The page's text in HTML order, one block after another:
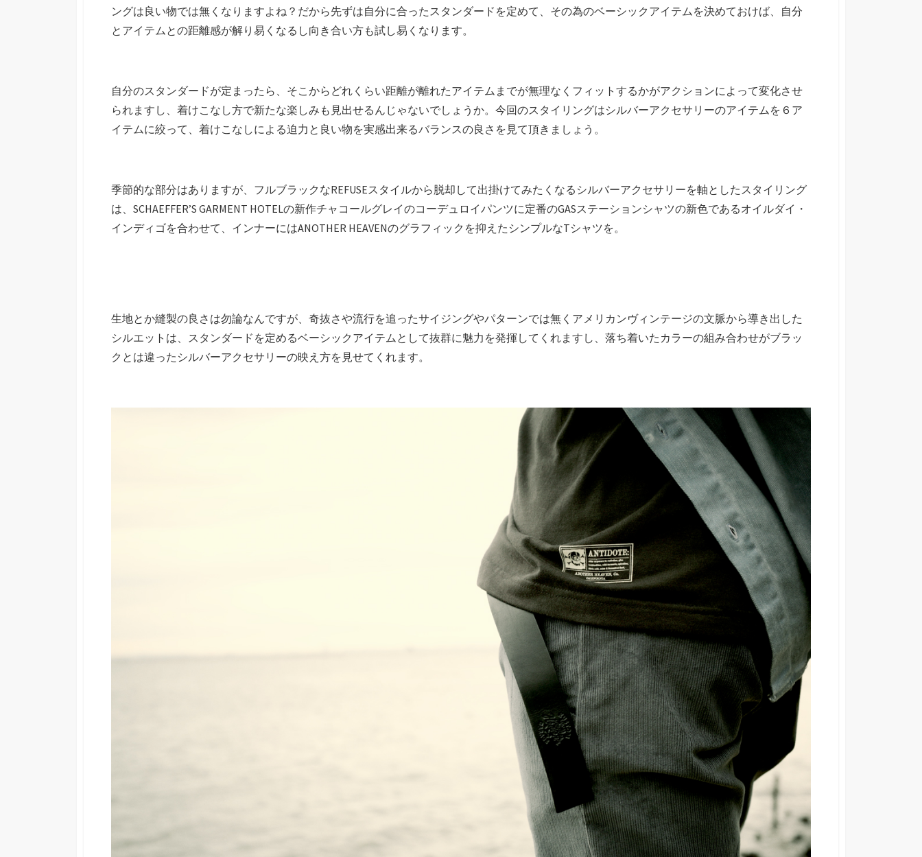
ングは良い物では無くなりますよね？だから先ずは自分に合ったスタンダードを定めて、その為のベーシックアイテムを決めておけば、自分
とアイテムとの距離感が解り易くなるし向き合い方も試し易くなります。
自分のスタンダードが定まったら、そこからどれくらい距離が離れたアイテムまでが無理なくフィットするかがアクションによって変化させ
られますし、着けこなし方で新たな楽しみも見出せるんじゃないでしょうか。今回のスタイリングはシルバーアクセサリーのアイテムを６ア
イテムに絞って、着けこなしによる迫力と良い物を実感出来るバランスの良さを見て頂きましょう。
季節的な部分はありますが、フルブラックなREFUSEスタイルから脱却して出掛けてみたくなるシルバーアクセサリーを軸としたスタイリング
は、SCHAEFFER’S GARMENT HOTELの新作チャコールグレイのコーデュロイパンツに定番のGASステーションシャツの新色であるオイルダイ・
インディゴを合わせて、インナーにはANOTHER HEAVENのグラフィックを抑えたシンプルなTシャツを。
生地とか縫製の良さは勿論なんですが、奇抜さや流行を追ったサイジングやパターンでは無くアメリカンヴィンテージの文脈から導き出した
シルエットは、スタンダードを定めるベーシックアイテムとして抜群に魅力を発揮してくれますし、落ち着いたカラーの組み合わせがブラッ
クとは違ったシルバーアクセサリーの映え方を見せてくれます。